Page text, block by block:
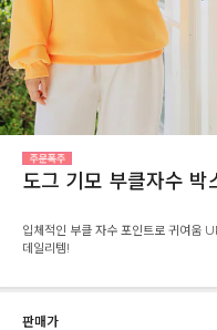
도그 기모 부클자수 박
입체적인 부클 자수 포인트로 귀여움
데일리템!
판매가